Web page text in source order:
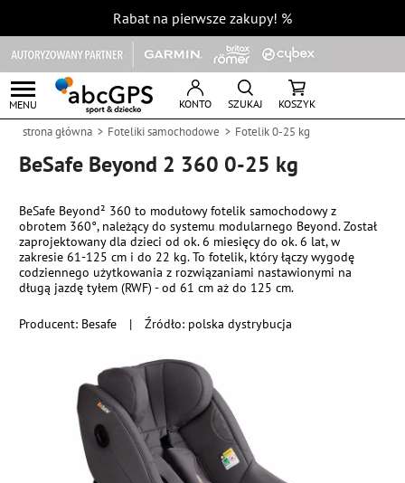
Rabat na pierwsze zakupy! %
MENU KONTO SZUKAJ KOSZYK
strona główna Foteliki samochodowe Fotelik 0-25 kg
BeSafe Beyond 2 360 0-25 kg
Producent: Besafe | Źródło: polska dystrybucja
BeSafe Beyond² 360 to modułowy fotelik samochodowy z
obrotem 360°, należący do systemu modularnego Beyond. Został
zaprojektowany dla dzieci od ok. 6 miesięcy do ok. 6 lat, w
zakresie 61-125 cm i do 22 kg. To fotelik, który łączy wygodę
codziennego użytkowania z rozwiązaniami nastawionymi na
długą jazdę tyłem (RWF) - od 61 cm aż do 125 cm.